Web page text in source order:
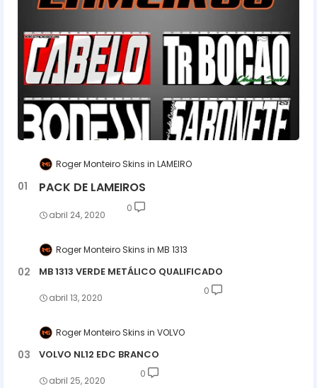
Roger Monteiro Skins LAMEIRO
PACK DE LAMEIROS
abril 24, 2020
0
Roger Monteiro Skins MB 1313
MB 1313 VERDE METÁLICO QUALIFICADO
abril 13, 2020
0
Roger Monteiro Skins VOLVO
VOLVO NL12 EDC BRANCO
abril 25, 2020
0